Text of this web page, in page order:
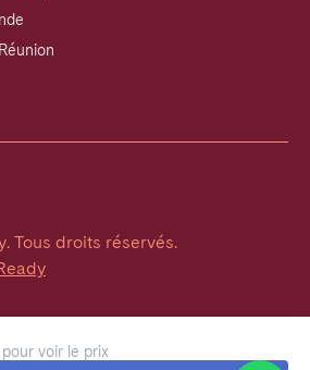
voir le prix
. Tous droits réservés.